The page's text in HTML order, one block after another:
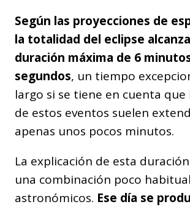
Según las proyecciones de
la totalidad del eclipse
duración máxima de 6
segundos, un tiempo
largo si se tiene en cuenta que
de estos eventos suelen
apenas unos pocos minutos.
La explicación de esta
una combinación poco
astronómicos. Ese día se